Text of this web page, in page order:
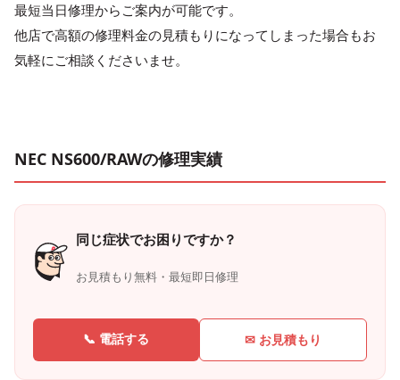
最短当日修理からご案内が可能です。
他店で高額の修理料金の見積もりになってしまった場合もお
気軽にご相談くださいませ。
NEC NS600/RAWの修理実績
同じ症状でお困りですか？
お見積もり無料・最短即日修理
📞 電話する ✉ お見積もり